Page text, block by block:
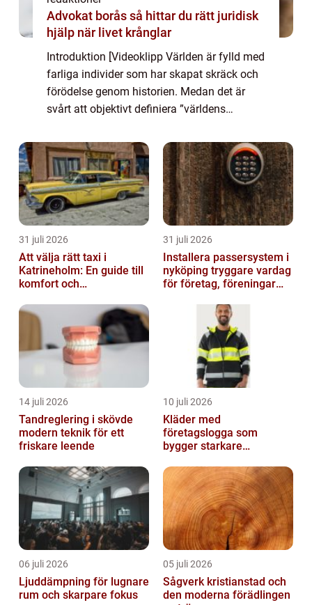
Advokat borås så hittar du rätt juridisk
hjälp när livet krånglar
Introduktion [Videoklipp Världen är fylld med
farliga individer som har skapat skräck och
förödelse genom historien. Medan det är
svårt att objektivt definiera ”världens
individer som sticker ut och ha...
31 juli 2026
Att välja rätt taxi i
Katrineholm: En guide till
komfort och
31 juli 2026
Installera passersystem i
nyköping tryggare vardag
för företag, föreningar
14 juli 2026
Tandreglering i skövde
modern teknik för ett
friskare leende
10 juli 2026
Kläder med
företagslogga som
bygger starkare
06 juli 2026
Ljuddämpning för lugnare
rum och skarpare fokus
05 juli 2026
Sågverk kristianstad och
den moderna förädlingen